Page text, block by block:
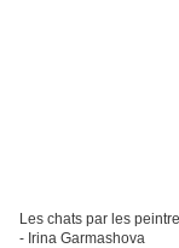
Les chats par les
- Irina Garmashova